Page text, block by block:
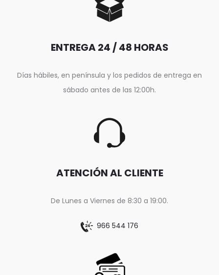
ENTREGA 24 / 48 HORAS
Días hábiles, en península y los pedidos de entrega en
sábado antes de las 12:00h.
ATENCIÓN AL CLIENTE
De Lunes a Viernes de 8:30 a 19:00.
966 544 176